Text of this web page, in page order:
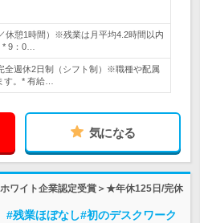
休憩1時間）※残業は月平均4.2時間以内
9：0…
全週休2日制（シフト制）※職種や配属
す。* 有給…
気になる
ワイト企業認定受賞＞★年休125日/完休
#残業ほぼなし#初のデスクワーク